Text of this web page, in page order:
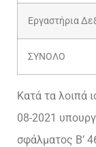
Εργαστήρια
ΣΥΝΟΛΟ
Κατά τα λοιπά
08-2021
σφάλματος Β’